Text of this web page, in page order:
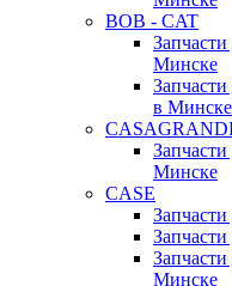
BOB - CAT
Минске
в Минске
Минске
CASE
Минске